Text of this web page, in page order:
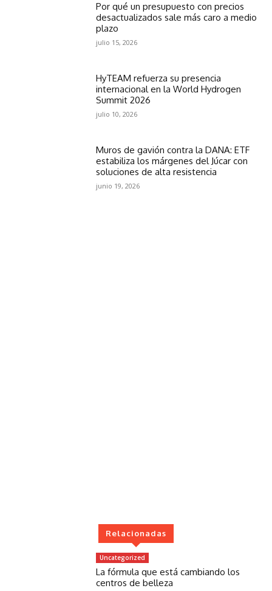
Por qué un presupuesto con precios
desactualizados sale más caro a medio
plazo
julio 15, 2026
HyTEAM refuerza su presencia
internacional en la World Hydrogen
Summit 2026
julio 10, 2026
Muros de gavión contra la DANA: ETF
estabiliza los márgenes del Júcar con
soluciones de alta resistencia
junio 19, 2026
Relacionadas
Uncategorized
La fórmula que está cambiando los
centros de belleza